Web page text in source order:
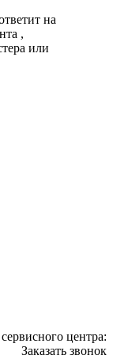
на
,
или
центра:
Заказать звонок